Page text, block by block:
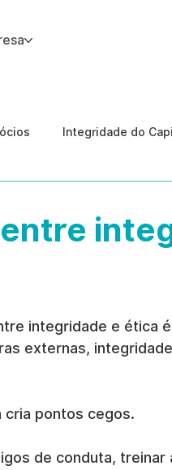
Integridade do
integridade e ética
externas,
cria pontos cegos.
de conduta, treinar